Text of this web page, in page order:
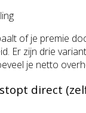
of je premie
Er zijn drie
je netto
direct